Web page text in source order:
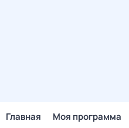
Главная Моя программа